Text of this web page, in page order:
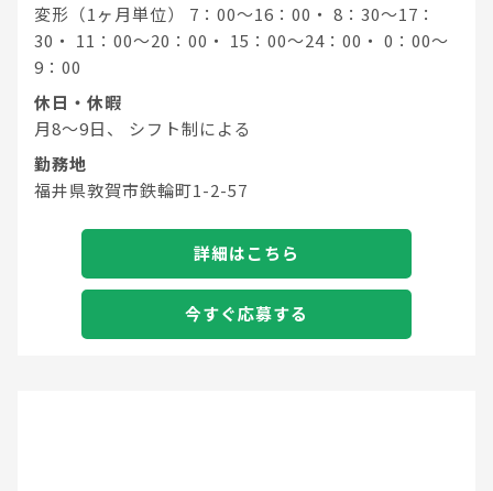
変形（1ヶ月単位） 7：00～16：00・ 8：30～17：
30・ 11：00～20：00・ 15：00～24：00・ 0：00～
9：00
休日・休暇
月8～9日、 シフト制による
勤務地
福井県敦賀市鉄輪町1-2-57
詳細はこちら
今すぐ応募する